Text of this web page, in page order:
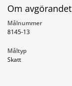
Om avgörandet
Målnummer
8145-13
Måltyp
Skatt